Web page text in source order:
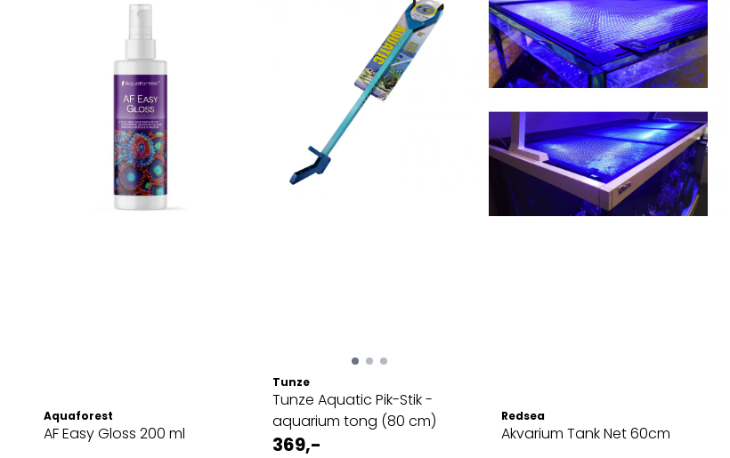
Aquaforest
AF Easy Gloss 200 ml
Tunze
Tunze Aquatic Pik-Stik -
aquarium tong (80 cm)
369,-
Redsea
Akvarium Tank Net 60cm